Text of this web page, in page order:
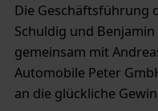
Die Geschäftsführung
Schuldig und
gemeinsam mit
Automobile Peter
an die glückliche